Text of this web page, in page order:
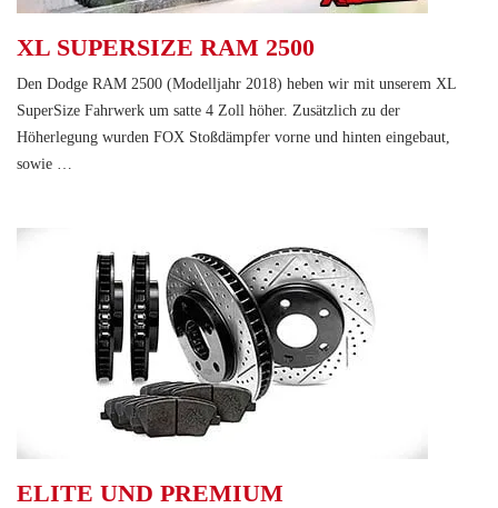
XL SUPERSIZE RAM 2500
Den Dodge RAM 2500 (Modelljahr 2018) heben wir mit unserem XL
SuperSize Fahrwerk um satte 4 Zoll höher. Zusätzlich zu der
Höherlegung wurden FOX Stoßdämpfer vorne und hinten eingebaut,
sowie …
ELITE UND PREMIUM